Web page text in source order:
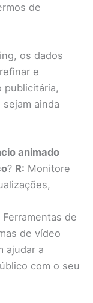
de
os dados
e
publicitária,
ainda
animado
? R: Monitore
de
de vídeo
ajudar a
com o seu